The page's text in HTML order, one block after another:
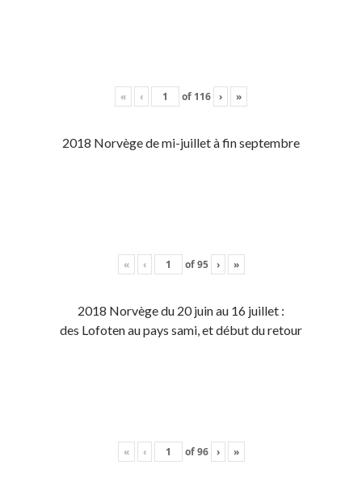
« ‹ of 116 › »
2018 Norvège de mi-juillet à fin septembre
« ‹ of95 › »
2018 Norvège du 20 juin au 16 juillet :
des Lofoten au pays sami, et début du retour
« ‹ of96 › »